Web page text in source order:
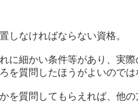
しなければならない資格。
細かい条件等があり、実
質問したほうがよいのでは
質問してもらえれば、他